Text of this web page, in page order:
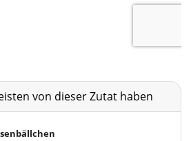
von dieser Zutat haben